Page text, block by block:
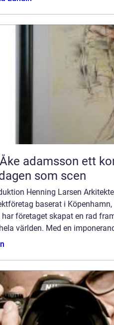
ett konstnärskap med
som scen
Henning Larsen
baserat i
har företaget skapat en rad
världen. Med en